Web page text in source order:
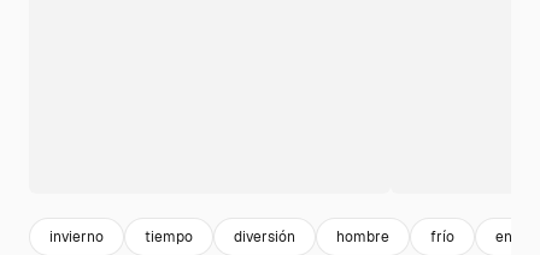
invierno tiempo diversión hombre frío en